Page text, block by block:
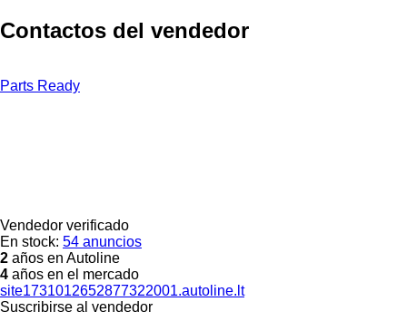
Contactos del vendedor
Parts Ready
Vendedor verificado
En stock: 54 anuncios
2 años en Autoline
4 años en el mercado
site1731012652877322001.autoline.lt
Suscribirse al vendedor